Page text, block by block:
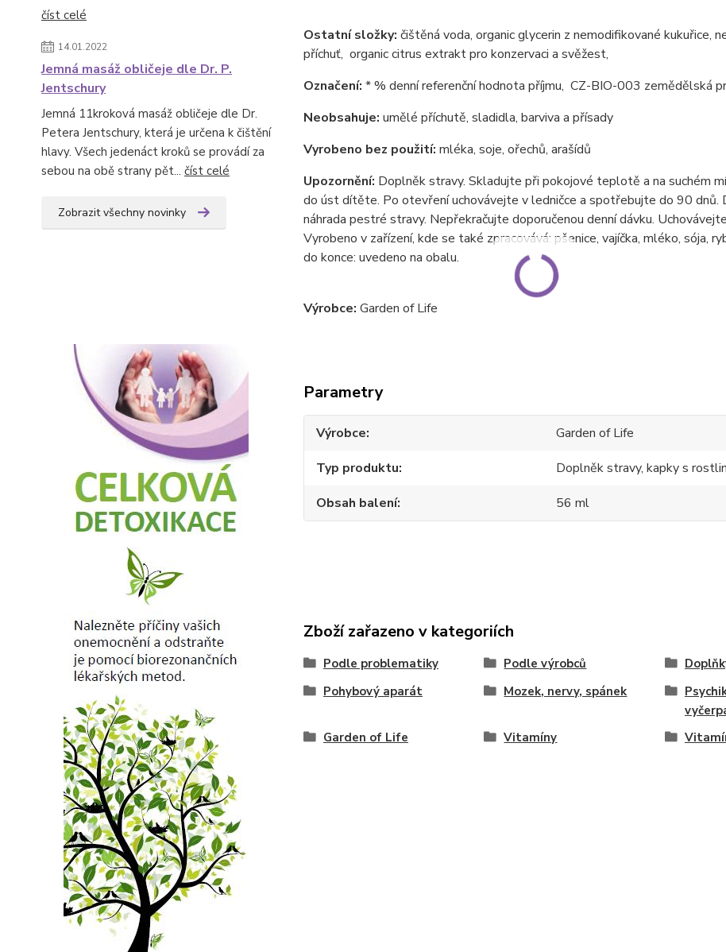
číst celé
14.01.2022
Jemná masáž obličeje dle Dr. P.
Jentschury
Jemná 11kroková masáž obličeje dle Dr.
Petera Jentschury, která je určena k čištění
hlavy. Všech jedenáct kroků se provádí za
sebou na obě strany pět... číst celé
Zobrazit všechny novinky
Ostatní složky: čištěná voda, organic glycerin z nemodifikované kukuřice,
příchuť, organic citrus extrakt pro konzervaci a svěžest,
Označení: * % denní referenční hodnota příjmu, CZ-BIO-003 zemědělská
Neobsahuje: umělé příchutě, sladidla, barviva a přísady
Vyrobeno bez použití: mléka, soje, ořechů, arašídů
Upozornění: Doplněk stravy. Skladujte při pokojové teplotě a na suchém
do úst dítěte. Po otevření uchovávejte v ledničce a spotřebujte do 90
náhrada pestré stravy. Nepřekračujte doporučenou denní dávku.
Vyrobeno v zařízení, kde se také zpracovává: pšenice, vajíčka, mléko, sója,
do konce: uvedeno na obalu.
Výrobce: Garden of Life
Parametry
Výrobce
Garden of Life
Typ produktu
Doplněk stravy, kapky s
Obsah balení
56 ml
Zboží zařazeno v kategoriích
Podle problematiky Podle výrobců
Pohybový aparát
Mozek, nervy, spánek
Garden of Life Vitamíny